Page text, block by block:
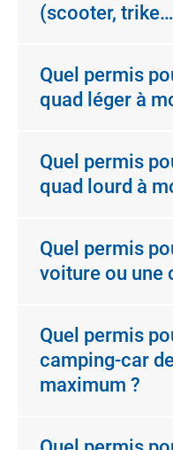
(scooter,
Quel permis
quad léger à
Quel permis
quad lourd à
Quel permis
voiture ou une
Quel permis
camping-car
maximum ?